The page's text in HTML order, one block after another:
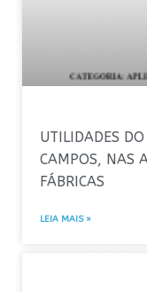
UTILIDADES
CAMPOS, NAS
FÁBRICAS
LEIA MAIS »